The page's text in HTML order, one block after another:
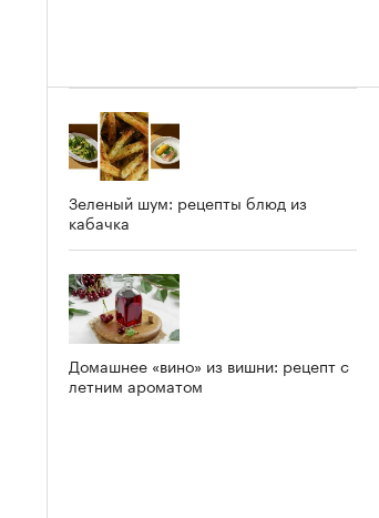
Зеленый шум: рецепты блюд из
кабачка
Домашнее «вино» из вишни: рецепт с
летним ароматом